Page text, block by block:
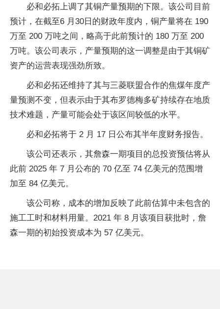
必和必拓上调了其铜产量预期的下限。该公司目前
预计，在截至6 月30日的财政年度内，铜产量将在 190
万至 200 万吨之间，略高于此前预计的 180 万至 200
万吨。该公司表示，产量预期的这一调整是由于其铜矿
资产的运营表现强劲所致。
必和必拓还维持了其与三菱联盟合作的焦煤年度产
量预测不变，但表示由于其布罗德梅多矿持续存在地质
技术难题，产量可能会处于该区间较低的水平。
必和必拓将于 2 月 17 日公布其半年度财务报告。
该公司还表示，其詹森一期项目的总投资预估将从
此前 2025 年 7 月公布的 70 亿至 74 亿美元的范围增
加至 84 亿美元。
该公司称，成本的增加反映了此前估算中未包含的
施工工时和材料用量。2021 年 8 月该项目获批时，詹
森一期的初始投资成本为 57 亿美元。